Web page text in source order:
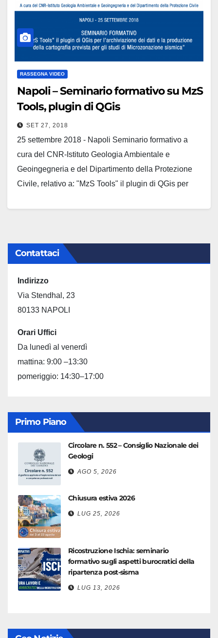
RASSEGNA VIDEO
Napoli – Seminario formativo su MzS
Tools, plugin di QGis
SET 27, 2018
25 settembre 2018 - Napoli Seminario formativo a
cura del CNR-Istituto Geologia Ambientale e
Geoingegneria e del Dipartimento della Protezione
Civile, relativo a: "MzS Tools" il plugin di QGis per
Contattaci
Indirizzo
Via Stendhal, 23
80133 NAPOLI
Orari Uffici
Da lunedì al venerdì
mattina: 9:00 –13:30
pomeriggio: 14:30–17:00
Primo Piano
Circolare n. 552 – Consiglio Nazionale dei
Geologi
AGO 5, 2026
Chiusura estiva 2026
LUG 25, 2026
Ricostruzione Ischia: seminario
formativo sugli aspetti burocratici della
ripartenza post-sisma
LUG 13, 2026